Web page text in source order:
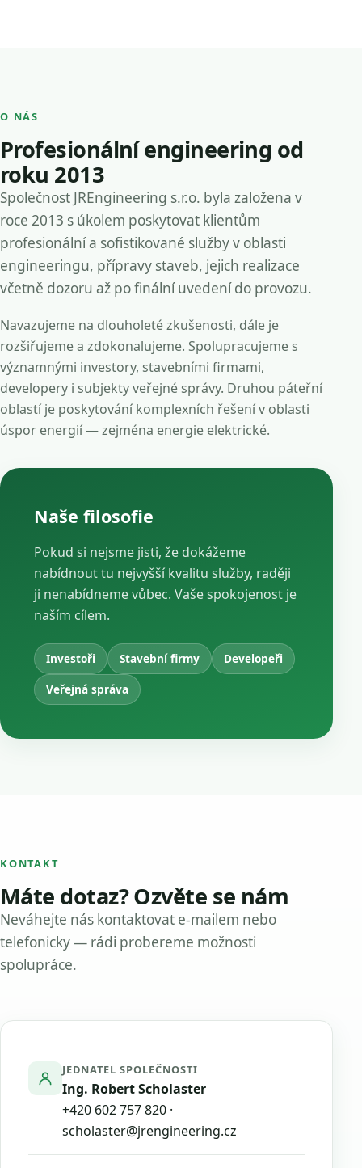
O NÁS
Profesionální engineering od
roku 2013
Společnost JREngineering s.r.o. byla založena v
roce 2013 s úkolem poskytovat klientům
profesionální a sofistikované služby v oblasti
engineeringu, přípravy staveb, jejich realizace
včetně dozoru až po finální uvedení do provozu.
Navazujeme na dlouholeté zkušenosti, dále je
rozšiřujeme a zdokonalujeme. Spolupracujeme s
významnými investory, stavebními firmami,
developery i subjekty veřejné správy. Druhou páteřní
oblastí je poskytování komplexních řešení v oblasti
úspor energií — zejména energie elektrické.
Naše filosofie
Pokud si nejsme jisti, že dokážeme
nabídnout tu nejvyšší kvalitu služby, raději
ji nenabídneme vůbec. Vaše spokojenost je
naším cílem.
Investoři Stavební firmy
Developeři
Veřejná správa
KONTAKT
Máte dotaz? Ozvěte se nám
Neváhejte nás kontaktovat e-mailem nebo
telefonicky — rádi probereme možnosti
spolupráce.
JEDNATEL SPOLEČNOSTI
Ing. Robert Scholaster
+420 602 757 820 ·
scholaster@jrengineering.cz